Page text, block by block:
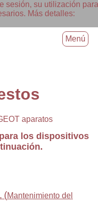
sesión, su utilización para
Más detalles:
aparatos
los dispositivos
(Mantenimiento del
Menú